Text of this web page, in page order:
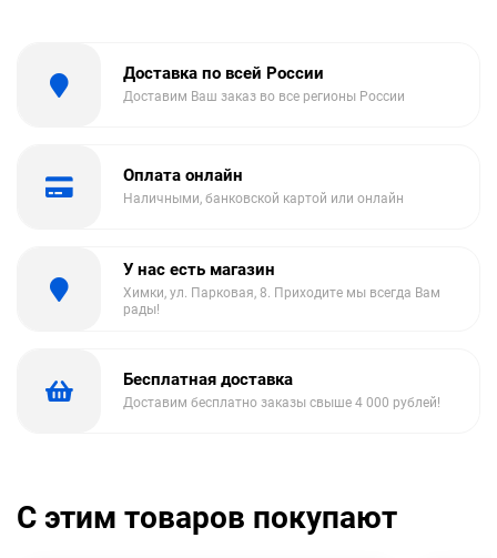
Доставка по всей России
Доставим Ваш заказ во все регионы России
Оплата онлайн
Наличными, банковской картой или онлайн
У нас есть магазин
Химки, ул. Парковая, 8. Приходите мы всегда Вам
рады!
Бесплатная доставка
Доставим бесплатно заказы свыше 4 000 рублей!
С этим товаров покупают